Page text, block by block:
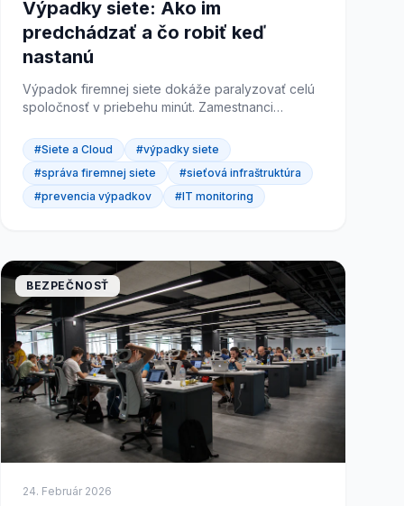
Výpadky siete: Ako im
predchádzať a čo robiť keď
nastanú
Výpadok firemnej siete dokáže paralyzovať celú
spoločnosť v priebehu minút. Zamestnanci
službám a každá minúta...
#Siete a Cloud
#výpadky siete
#správa firemnej siete
#sieťová infraštruktúra
#prevencia výpadkov
#IT monitoring
BEZPEČNOSŤ
24. Február 2026